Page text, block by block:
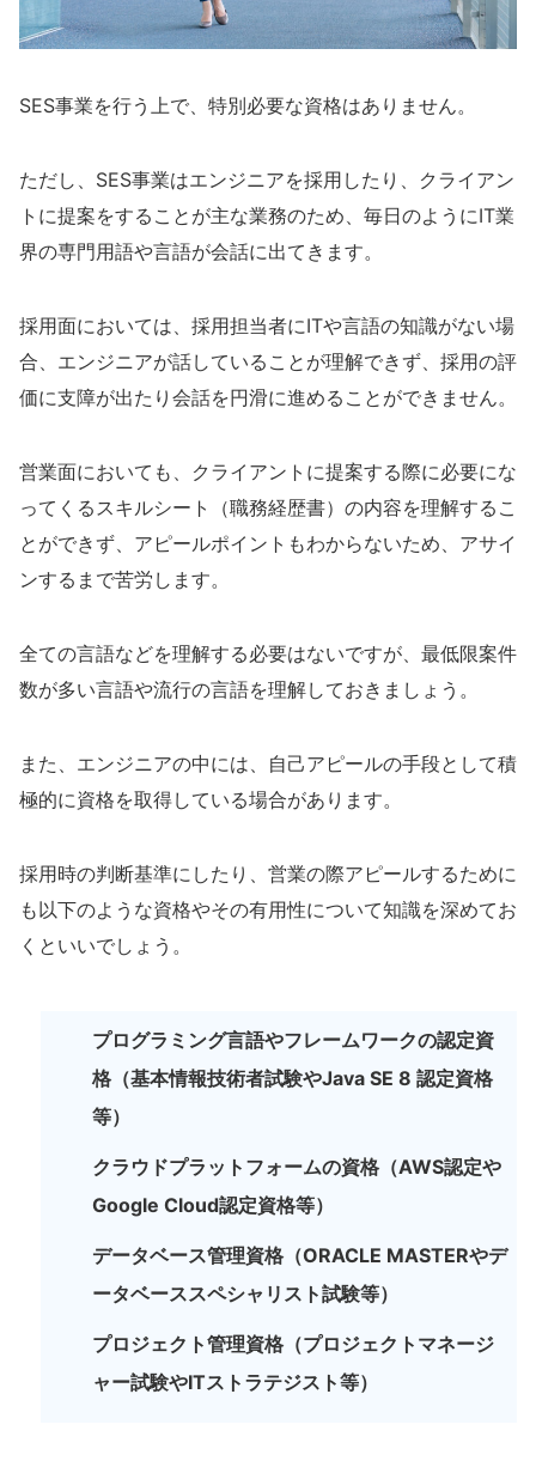
SES事業を行う上で、特別必要な資格はありません。
ただし、SES事業はエンジニアを採用したり、クライアン
トに提案をすることが主な業務のため、毎日のようにIT業
界の専門用語や言語が会話に出てきます。
採用面においては、採用担当者にITや言語の知識がない場
合 、エンジニアが話していることが理解できず、採用の評
価に支障が出たり会話を円滑に進めることができません。
営業面においても、クライアントに提案する際に必要にな
ってくるスキルシート（職務経歴書）の内容を理解するこ
とができず、アピールポイントもわからないため、アサイ
ンするまで苦労します。
全ての言語などを理解する必要はないですが、最低限案件
数が多い言語や流行の言語を理解しておきましょう。
また、 エンジニアの中には、自己アピールの手段として積
極的に資格を取得している場合があります。
採用時の判断基準にしたり、営業の際アピールするために
も以下のような資格やその有用性について知識を深めてお
くと いいでしょう。
プログラミング言語やフレームワークの認定資
格（基本情報技術者試験やJava SE 8 認定資格
等）
クラウドプラットフォームの資格（AWS認定や
Google Cloud認定資格等）
データベース管理資格（ORACLE MASTERやデ
ータベーススペシャリスト試験等）
プロジェクト管理資格（プロジェクトマネージ
ャー試験やITストラテジスト等）